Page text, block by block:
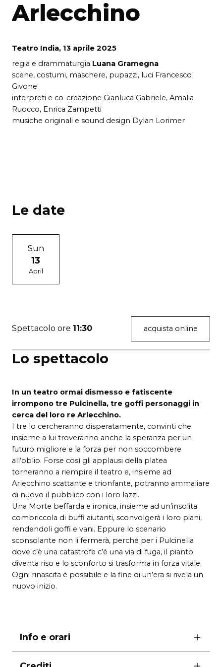
Arlecchino
Teatro India, 13 aprile 2025
regia e drammaturgia Luana Gramegna
scene, costumi, maschere, pupazzi, luci Francesco
Givone
interpreti e co-creazione Gianluca Gabriele, Amalia
Ruocco, Enrica Zampetti
musiche originali e sound design Dylan Lorimer
Lo spettacolo
In un teatro ormai dismesso e fatiscente
irrompono tre Pulcinella, tre goffi personaggi in
cerca del loro re Arlecchino.
I tre lo cercheranno disperatamente, convinti che
insieme a lui troveranno anche la speranza per un
futuro migliore e la forza per non soccombere
all’oblio. Forse così gli applausi della platea
torneranno a riempire il teatro e, insieme ad
Arlecchino scattante e trionfante, potranno ammaliare
di nuovo il pubblico con i loro lazzi.
Una Morte beffarda e ironica, insieme ad un’insolita
combriccola di buffi aiutanti, sconvolgerà i loro piani,
rendendoli goffi e vani. Eppure lo scenario
sconsolante non li fermerà, perché per i Pulcinella
dove c’è una catastrofe c’è una via di fuga, il pianto
diventa riso e lo sconforto si trasforma in forza vitale.
Ogni rinascita è possibile e la fine di un’era si rivela un
nuovo inizio.
Info e orari
ore 11.30
Le date
Sun
13
April
Spettacolo ore 11:30 acquista online